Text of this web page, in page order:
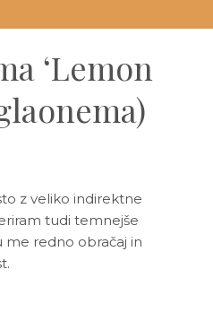
‘Lemon
z veliko indirektne
tudi temnejše
redno obračaj in